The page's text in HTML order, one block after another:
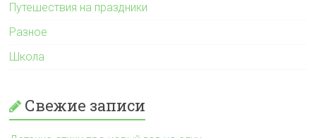
Путешествия на праздники
Разное
Школа
Свежие записи